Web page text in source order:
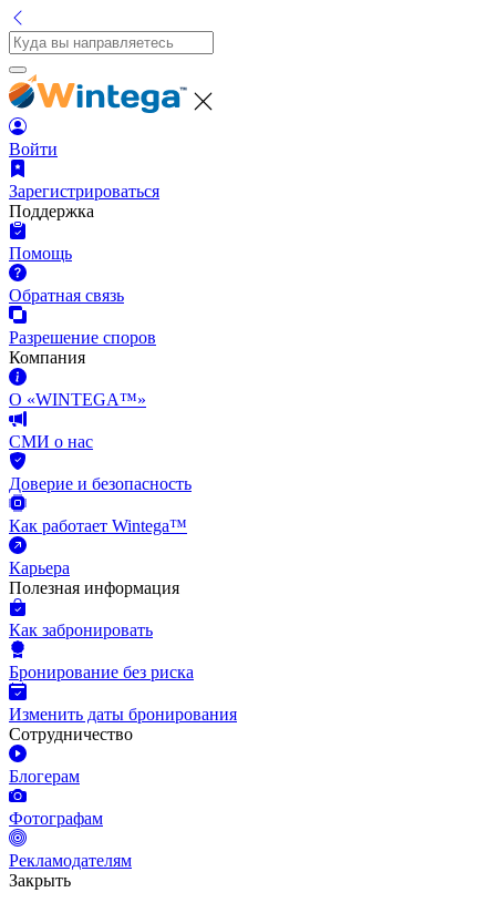
Войти
Зарегистрироваться
Поддержка
Помощь
Обратная связь
Разрешение споров
Компания
О «WINTEGA™»
СМИ о нас
Доверие и безопасность
Как работает Wintega™
Карьера
Полезная информация
Как забронировать
Бронирование без риска
Изменить даты бронирования
Сотрудничество
Блогерам
Фотографам
Рекламодателям
Закрыть